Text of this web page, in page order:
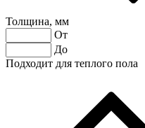
Толщина, мм
От
До
Подходит для теплого пола